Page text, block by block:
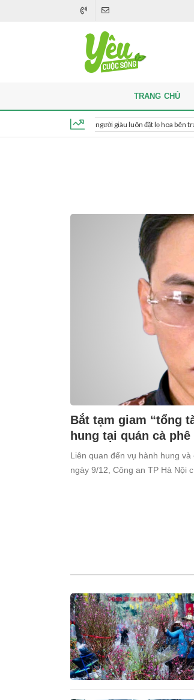
Khi thắp hương, người giàu luôn đặt lọ hoa bên trái bàn thờ,
TRANG CHỦ
Bắt tạm giam “tổng
hung tại quán cà phê
Liên quan đến vụ hành hung
ngày 9/12, Công an TP Hà Nội